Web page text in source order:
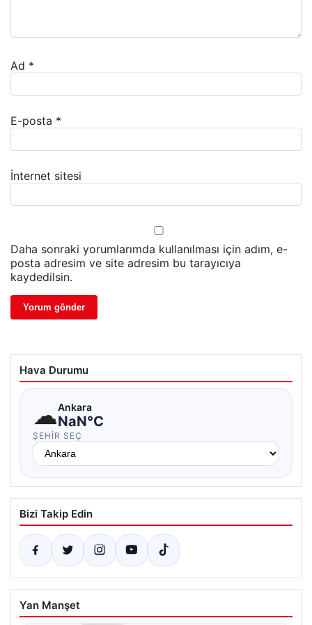
Ad *
E-posta *
İnternet sitesi
Daha sonraki yorumlarımda kullanılması için adım, e-
posta adresim ve site adresim bu tarayıcıya
kaydedilsin.
Hava Durumu
☁Ankara
NaN°C
ŞEHIR SEÇ
Bizi Takip Edin
Yan Manşet